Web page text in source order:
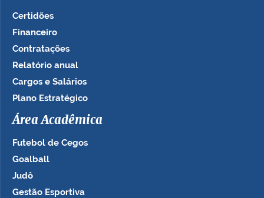
Certidões
Financeiro
Contratações
Relatório anual
Cargos e Salários
Plano Estratégico
Área Acadêmica
Futebol de Cegos
Goalball
Judô
Gestão Esportiva